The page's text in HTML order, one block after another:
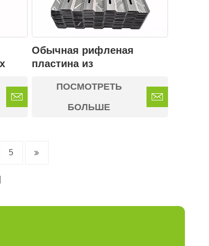
Обычная рифленая
пластина из
крепления солнечных
панелей.
ПОСМОТРЕТЬ
БОЛЬШЕ
5